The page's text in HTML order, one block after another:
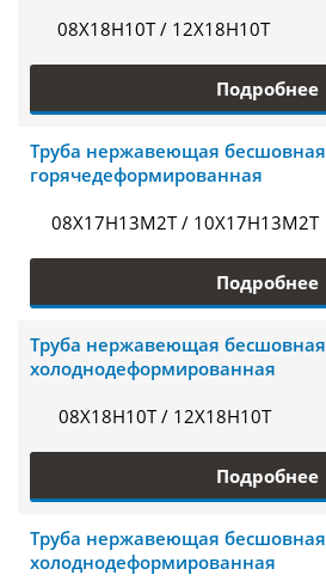
08Х18Н10Т / 12Х18Н10Т
Подробнее
Труба нержавеющая бесшовная
горячедеформированная
08Х17Н13М2Т / 10Х17Н13М2Т
Подробнее
Труба нержавеющая бесшовная
холоднодеформированная
08Х18Н10Т / 12Х18Н10Т
Подробнее
Труба нержавеющая бесшовная
холоднодеформированная